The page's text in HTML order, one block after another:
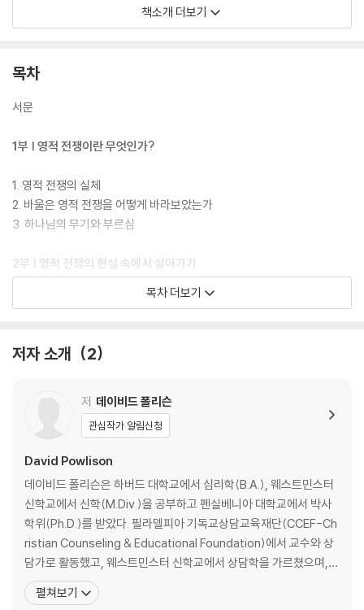
이 책을 통해 우리는 매일의 삶에서 진리, 의로움, 평안의 복음, 믿음, 구원,
하나님의 말씀, 기도로 무장하고 담대히 살아가는 방법을 배울 수 있을 것
청하는 법을 배울 수 있을 것이다. 우리에게는 희망이 있다. 그리스도가 우
셨기 때문이다. 이제 폴리슨이 들려주는 성경적 진리에 귀를 기울여 보자.
책소개 더보기
목차
서문
1부 | 영적 전쟁이란 무엇인가?
1. 영적 전쟁의 실체
2. 바울은 영적 전쟁을 어떻게 바라보았는가
3. 하나님의 무기와 부르심
2부 | 영적 전쟁의 현실 속에서 살아가기
4. 개인 사역을 위한 능력 그리고 지침
7. 주술과의 충돌
9. 한 사람에게 집중하는 영적 전쟁
10. 마지막 전투
부록 | 예수님의 사역 방식과 우리의 사역 방식
목차 더보기
저자 소개 2
저 데이비드 폴리슨
관심작가 알림신청
David Powlison
데이비드 폴리슨은 하버드 대학교에서 심리학(B.A.), 웨스트민스터
신학교에서 신학(M.Div.)을 공부하고 펜실베니아 대학교에서 박사
학위(Ph.D.)를 받았다. 필라델피아 기독교상담교육재단(CCEF-Ch
ristian Counseling & Educational Foundation)에서 교수와 상
담가로 활동했고, 웨스트민스터 신학교에서 상담학을 가르쳤으며, <
성경적 상담 저널>(The Journal of Biblical Counseling)의 편집
인이기도 했다. 저서로는 「악한 분노, 선한 분노」, 「일상의 성화」(토기
펼쳐보기